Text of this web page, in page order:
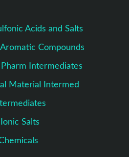
Acids and Salts
Compounds
Intermediates
Material Intermed
Salts